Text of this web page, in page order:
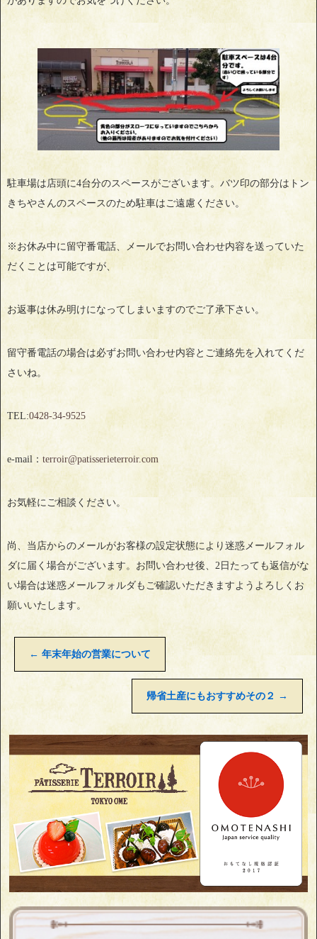
駐車場は店頭に4台分のスペースがございます。バツ印の部分はトン
きちやさんのスペースのため駐車はご遠慮ください。
※お休み中に留守番電話、メールでお問い合わせ内容を送っていた
だくことは可能ですが、
お返事は休み明けになってしまいますのでご了承下さい。
留守番電話の場合は必ずお問い合わせ内容とご連絡先を入れてくだ
さいね。
TEL:0428‐34‐9525
e-mail： terroir@patisserieterroir.com
お気軽にご相談ください。
尚、当店からのメールがお客様の設定状態により迷惑メールフォル
ダに届く場合がございます。お問い合わせ後、2日たっても返信がな
い場合は迷惑メールフォルダもご確認いただきますようよろしくお
願いいたします。
← 年末年始の営業について
帰省土産にもおすすめその２ →